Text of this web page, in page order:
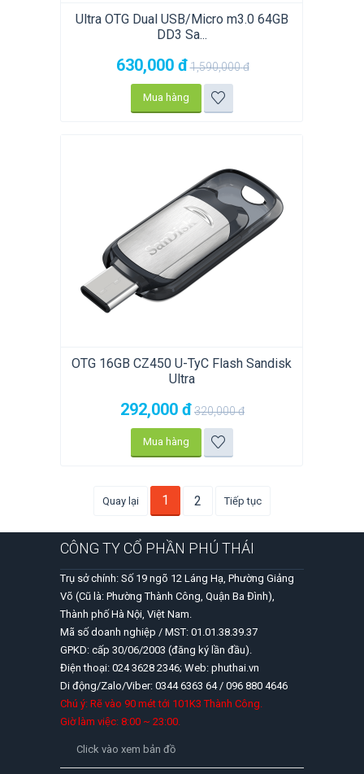
Ultra OTG Dual USB/Micro m3.0 64GB
DD3 Sa...
630,000 đ1,590,000đ
Mua hàng
OTG 16GB CZ450 U-TyC Flash Sandisk
Ultra
292,000 đ320,000đ
Mua hàng
Quay lại 1 2 Tiếp tục
CÔNG TY CỔ PHẦN PHÚ THÁI
Trụ sở chính: Số 19 ngõ 12 Láng Hạ, Phường Giảng
Võ (Cũ là: Phường Thành Công, Quận Ba Đình),
Thành phố Hà Nội, Việt Nam.
Mã số doanh nghiệp / MST: 01.01.38.39.37
GPKD: cấp 30/06/2003 (đăng ký lần đầu).
Điện thoại: 024 3628 2346; Web: phuthai.vn
Di động/Zalo/Viber: 0344 6363 64 / 096 880 4646
Chú ý: Rẽ vào 90 mét tới 101K3 Thành Công.
Giờ làm việc: 8:00 ~ 23:00.
Click vào xem bản đồ